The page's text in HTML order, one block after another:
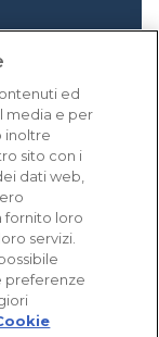
ed
media e per
inoltre
sito con i
dati web,
fornito loro
servizi.
preferenze